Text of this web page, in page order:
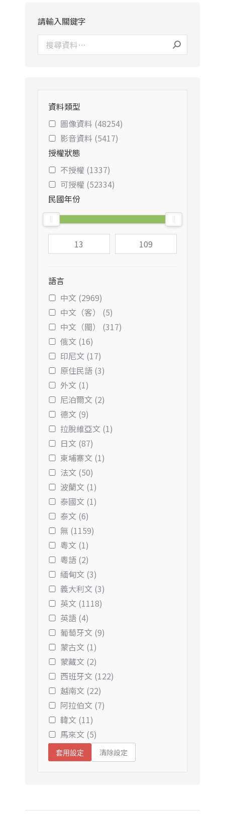
請輸入關鍵字
資料類型
圖像資料 (48254)
影音資料 (5417)
授權狀態
不授權 (1337)
可授權 (52334)
民國年份
語言
中文 (2969)
中文（客） (5)
中文（閩） (317)
俄文 (16)
印尼文 (17)
原住民語 (3)
外文 (1)
尼泊爾文 (2)
德文 (9)
拉脫維亞文 (1)
日文 (87)
柬埔寨文 (1)
法文 (50)
波蘭文 (1)
泰國文 (1)
泰文 (6)
無 (1159)
粵文 (1)
粵語 (2)
緬甸文 (3)
義大利文 (3)
英文 (1118)
英語 (4)
葡萄牙文 (9)
蒙古文 (1)
蒙藏文 (2)
西班牙文 (122)
越南文 (22)
阿拉伯文 (7)
韓文 (11)
馬來文 (5)
套用設定 清除設定